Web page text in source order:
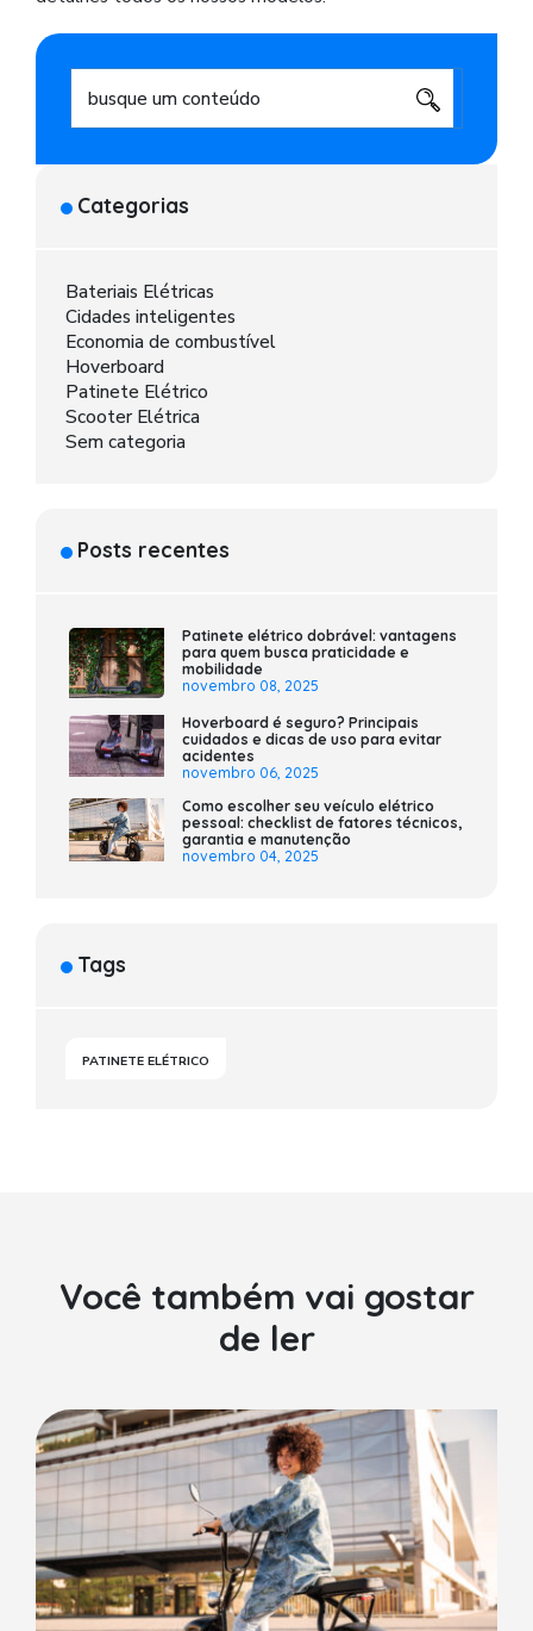
Categorias
Bateriais Elétricas
Cidades inteligentes
Economia de combustível
Hoverboard
Patinete Elétrico
Scooter Elétrica
Sem categoria
Posts recentes
Patinete elétrico dobrável: vantagens
para quem busca praticidade e
mobilidade
novembro 08, 2025
Hoverboard é seguro? Principais
cuidados e dicas de uso para evitar
acidentes
novembro 06, 2025
Como escolher seu veículo elétrico
pessoal: checklist de fatores técnicos,
garantia e manutenção
novembro 04, 2025
Tags
PATINETE ELÉTRICO
Você também vai gostar
de ler